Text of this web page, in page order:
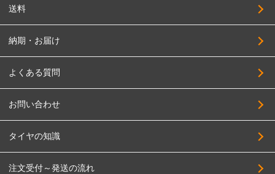
送料
納期・お届け
よくある質問
お問い合わせ
タイヤの知識
注文受付～発送の流れ